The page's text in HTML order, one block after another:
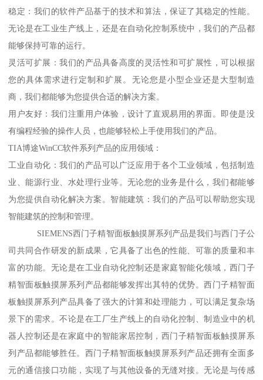
稳定：我们的软件产品基于的技术和算法，保证了其稳定的性能。
无论是在工业生产线上，还是在自动化控制系统中，我们的产品都
能够保持可靠的运行。
灵活可扩展：我们的产品具备高度的灵活性和可扩展性，可以根据
您的具体需求进行定制和扩展。无论您是小型企业还是大型制造
商，我们都能够为您提供合适的解决方案。
用户友好：我们注重用户体验，设计了直观易用的界面。即使是没
有编程经验的操作人员，也能够轻松上手使用我们的产品。
TIA博途WinCC软件系列产品的应用领域：
工业自动化：我们的产品可以广泛应用于各个工业领域，包括制造
业、能源行业、水处理行业等。无论您的业务是什么，我们都能够
为您提供自动化解决方案。智能建筑：我们的产品可以帮助您实现
智能建筑的控制和管理。
SIEMENS西门子精智面板触摸屏系列产品是我们与西门子公
司共同合作研发的新成果，它具备了出色的性能、可靠的质量和丰
富的功能。无论是在工业自动化控制还是家庭智能化领域，西门子
精智面板触摸屏系列产品都能够发挥出其特的优势。西门子精智面
板触摸屏系列产品具备了强大的计算和处理能力，可以满足复杂场
景下的需求。不论是在工厂生产线上的自动化控制、制造业中的机
器人控制还是在家庭中的智能家居控制，西门子精智面板触摸屏系
列产品都能够胜任。西门子精智面板触摸屏系列产品还拥有全面多
元的通信接口功能，实现了与其他设备的无缝对接。无论是与传感